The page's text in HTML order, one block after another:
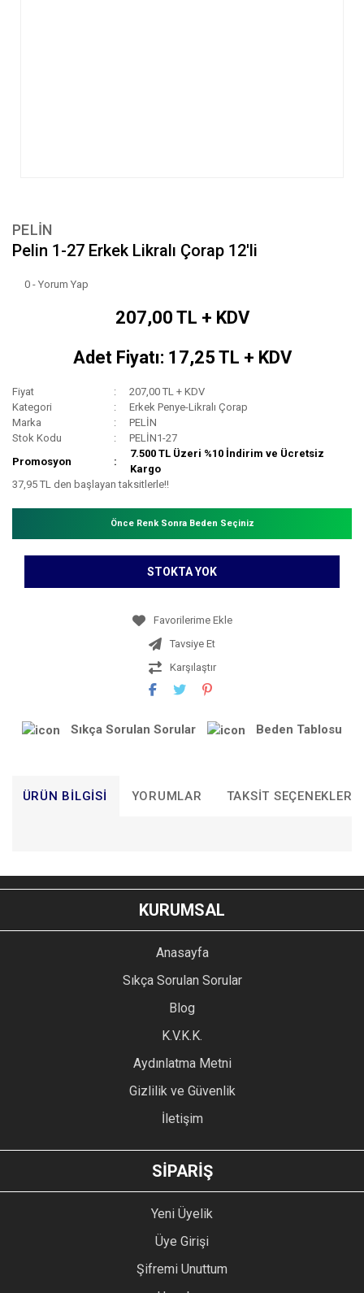
PELİN
Pelin 1-27 Erkek Likralı Çorap 12'li
0 - Yorum Yap
207,00 TL + KDV
Adet Fiyatı: 17,25 TL + KDV
Fiyat
207,00 TL + KDV
Kategori
Erkek Penye-Likralı Çorap
Marka
PELİN
Stok Kodu
PELİN1-27
Promosyon
7.500 TL Üzeri %10 İndirim ve Ücretsiz
Kargo
37,95 TL den başlayan taksitlerle!!
Önce Renk Sonra Beden Seçiniz
STOKTA YOK
Tavsiye Et
Karşılaştır
Sıkça Sorulan Sorular Beden Tablosu
ÜRÜN BILGISI YORUMLAR TAKSIT SEÇENEKLERI
YORUM YAZ
Bu ürünün fiyat bilgisi, resim, ürün açıklamalarında ve diğer
konularda yetersiz gördüğünüz noktaları öneri formunu
kullanarak tarafımıza iletebilirsiniz.
Ürün resmi kalitesiz, bozuk veya görüntülenemiyor.
Ürün açıklamasında eksik bilgiler bulunuyor.
Ürün bilgilerinde hatalar bulunuyor.
Ürün fiyatı diğer sitelerden daha pahalı.
GÖNDER
KURUMSAL
Anasayfa
Sıkça Sorulan Sorular
Blog
K.V.K.K.
Aydınlatma Metni
Gizlilik ve Güvenlik
İletişim
SİPARİŞ
Yeni Üyelik
Üye Girişi
Şifremi Unuttum